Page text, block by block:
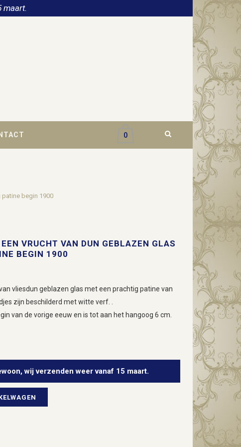
maart.
0
begin 1900
VRUCHT VAN DUN GEBLAZEN GLAS
BEGIN 1900
vliesdun geblazen glas met een prachtig patine van
zijn beschilderd met witte verf. .
van de vorige eeuw en is tot aan het hangoog 6 cm.
wij verzenden weer vanaf 15 maart.